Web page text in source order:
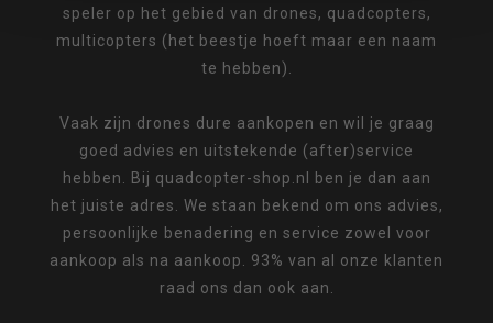
speler op het gebied van drones, quadcopters,
multicopters (het beestje hoeft maar een naam
te hebben).
Vaak zijn drones dure aankopen en wil je graag
goed advies en uitstekende (after)service
hebben. Bij quadcopter-shop.nl ben je dan aan
het juiste adres. We staan bekend om ons advies,
persoonlijke benadering en service zowel voor
aankoop als na aankoop. 93% van al onze klanten
raad ons dan ook aan.